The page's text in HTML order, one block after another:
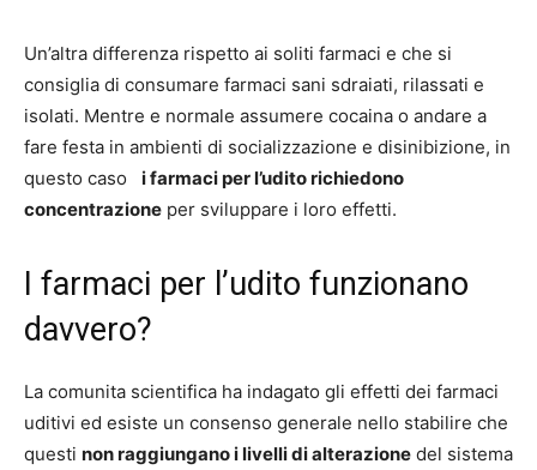
Un’altra differenza rispetto ai soliti farmaci e che si
consiglia di consumare farmaci sani sdraiati, rilassati e
isolati. Mentre e normale assumere cocaina o andare a
fare festa in ambienti di socializzazione e disinibizione, in
questo caso i farmaci per l’udito richiedono
concentrazione per sviluppare i loro effetti.
I farmaci per l’udito funzionano
davvero?
La comunita scientifica ha indagato gli effetti dei farmaci
uditivi ed esiste un consenso generale nello stabilire che
questi non raggiungano i livelli di alterazione del sistema